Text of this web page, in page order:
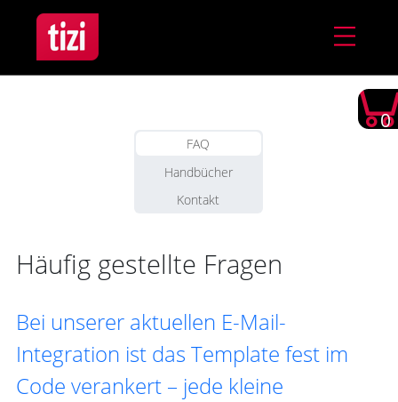
0
FAQ
Handbücher
Kontakt
Häufig gestellte Fragen
Bei unserer aktuellen E-Mail-
Integration ist das Template fest im
Code verankert – jede kleine